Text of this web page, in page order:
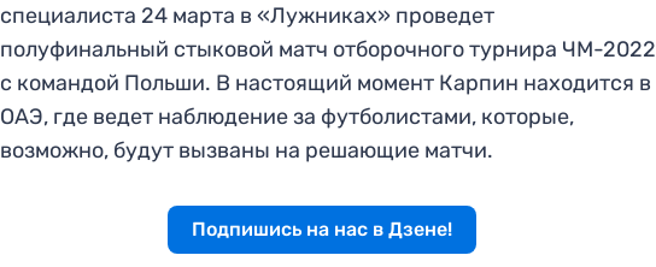
специалиста 24 марта в «Лужниках» проведет
полуфинальный стыковой матч отборочного турнира ЧМ-2022
с командой Польши. В настоящий момент Карпин находится в
ОАЭ, где ведет наблюдение за футболистами, которые,
возможно, будут вызваны на решающие матчи.
Подпишись на нас в Дзене!